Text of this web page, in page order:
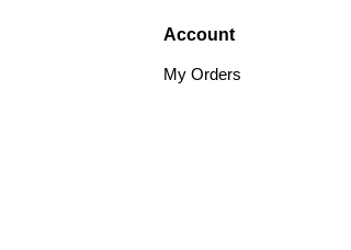
Account
My Orders